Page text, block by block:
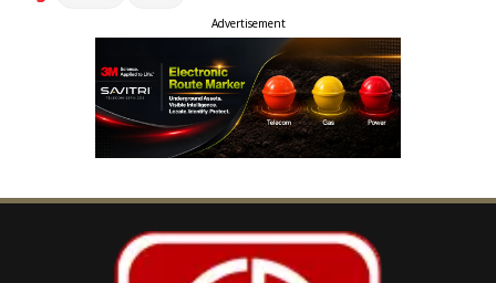
इस समय कई अमेरिकी लोगों का मानना है कि भारतीय
अमेरिकी लोगों की नौकरियां “छीन लेते हैं” और अमेरिका में
भारतीयों की सफलता को गलत तरीके से देखा जाता है। वेंबू
ने कहा कि अमेरिका में ऐसे विचार रखने वाले लोगों की
संख्या शायद बहुमत में नहीं है, लेकिन वह बहुत कम भी नहीं
दर्शक की भूमिका में हैं। उन्होंने आगे कहा कि उनके पास
केवल “कट्टर दक्षिणपंथी” और “जागरूक वामपंथी” के बीच
Advertisement